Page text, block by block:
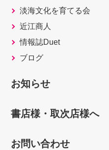
淡海文化を育てる会
近江商人
情報誌Duet
ブログ
お知らせ
書店様・取次店様へ
お問い合わせ